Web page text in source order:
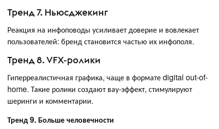
Тренд 7. Ньюсджекинг
Реакция на инфоповоды усиливает доверие и вовлекает
пользователей: бренд становится частью их инфополя.
Тренд 8. VFX-ролики
Гиперреалистичная графика, чаще в формате digital out-of-
home. Такие ролики создают вау-эффект, стимулируют
шеринги и комментарии.
Тренд 9. Больше человечности